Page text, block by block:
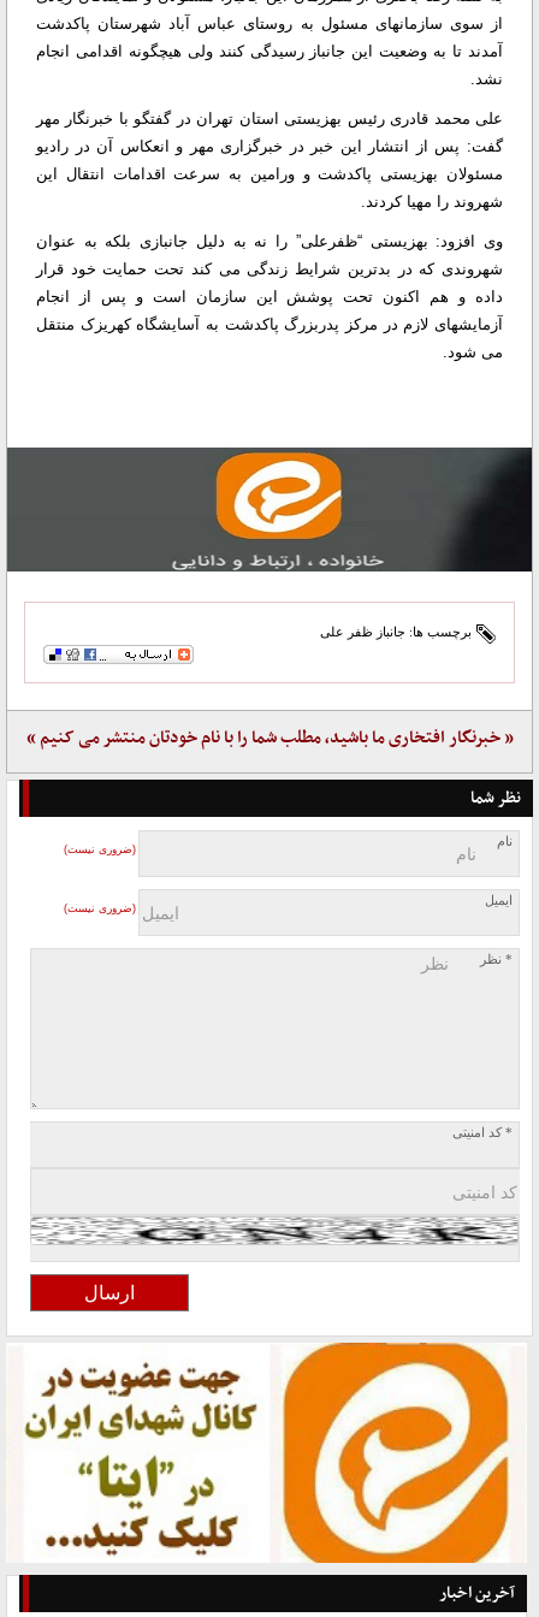
از سوی سازمانهای مسئول به روستای عباس آباد شهرستان پاکدشت
آمدند تا به وضعیت این جانباز رسیدگی کنند ولی هیچگونه اقدامی انجام
نشد.
علی محمد قادری رئیس بهزیستی استان تهران در گفتگو با خبرنگار مهر
گفت: پس از انتشار این خبر در خبرگزاری مهر و انعکاس آن در رادیو
مسئولان بهزیستی پاکدشت و ورامین به سرعت اقدامات انتقال این
شهروند را مهیا کردند.
وی افزود: بهزیستی “ظفرعلی” را نه به دلیل جانبازی بلکه به عنوان
شهروندی که در بدترین شرایط زندگی می کند تحت حمایت خود قرار
داده و هم اکنون تحت پوشش این سازمان است و پس از انجام
آزمایشهای لازم در مرکز پدربزرگ پاکدشت به آسایشگاه کهریزک منتقل
می شود.
برچسب ها: جانباز ظفر علی
« خبرنگار افتخاری ما باشید، مطلب شما را با نام خودتان منتشر می کنیم »
نظر شما
نام
(ضروری نیست)
ایمیل
(ضروری نیست)
* نظر
* کد امنیتی
آخرین اخبار